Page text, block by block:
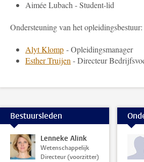
Aimée Lubach - Student-lid
Ondersteuning van het opleidingsbestuur:
Alyt Klomp - Opleidingsmanager
Esther Truijen - Directeur
Bestuursleden
Lenneke Alink
Wetenschappelijk
Directeur (voorzitter)